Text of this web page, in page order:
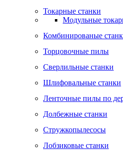
Токарные станки
Модульные
Комбинированые
Торцовочные пилы
Сверлильные станки
Шлифовальные станки
Ленточные пилы по
Долбежные станки
Стружкопылесосы
Лобзиковые станки